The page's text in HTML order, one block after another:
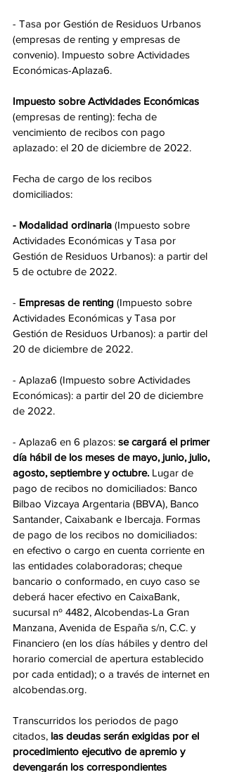
- Tasa por Gestión de Residuos Urbanos
(empresas de renting y empresas de
convenio). Impuesto sobre Actividades
Económicas-Aplaza6.
Impuesto sobre Actividades Económicas
(empresas de renting): fecha de
vencimiento de recibos con pago
aplazado: el 20 de diciembre de 2022.
Fecha de cargo de los recibos
domiciliados:
- Modalidad ordinaria (Impuesto sobre
Actividades Económicas y Tasa por
Gestión de Residuos Urbanos): a partir del
5 de octubre de 2022.
- Empresas de renting (Impuesto sobre
Actividades Económicas y Tasa por
Gestión de Residuos Urbanos): a partir del
20 de diciembre de 2022.
- Aplaza6 (Impuesto sobre Actividades
Económicas): a partir del 20 de diciembre
de 2022.
- Aplaza6 en 6 plazos: se cargará el primer
día hábil de los meses de mayo, junio, julio,
agosto, septiembre y octubre. Lugar de
pago de recibos no domiciliados: Banco
Bilbao Vizcaya Argentaria (BBVA), Banco
Santander, Caixabank e Ibercaja. Formas
de pago de los recibos no domiciliados:
en efectivo o cargo en cuenta corriente en
las entidades colaboradoras; cheque
bancario o conformado, en cuyo caso se
deberá hacer efectivo en CaixaBank,
sucursal nº 4482, Alcobendas-La Gran
Manzana, Avenida de España s/n, C.C. y
Financiero (en los días hábiles y dentro del
horario comercial de apertura establecido
por cada entidad); o a través de internet en
alcobendas.org.
Transcurridos los periodos de pago
citados, las deudas serán exigidas por el
procedimiento ejecutivo de apremio y
devengarán los correspondientes